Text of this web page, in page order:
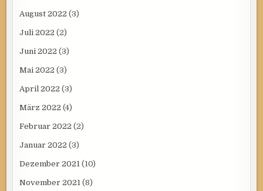
August 2022 (3)
Juli 2022 (2)
Juni 2022 (3)
Mai 2022 (3)
April 2022 (3)
März 2022 (4)
Februar 2022 (2)
Januar 2022 (3)
Dezember 2021 (10)
November 2021 (8)